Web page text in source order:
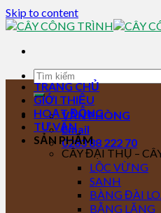
Skip to content
VĂN PHÒNG
Email
0283 88 222 70
TRANG CHỦ
GIỚI THIỆU
HOẠT ĐỘNG
TƯ VẤN
SẢN PHẨM
CÂY ĐẠI THỤ –
LỘC VỪNG
SANH
BÀNG ĐÀI
BẰNG LĂNG